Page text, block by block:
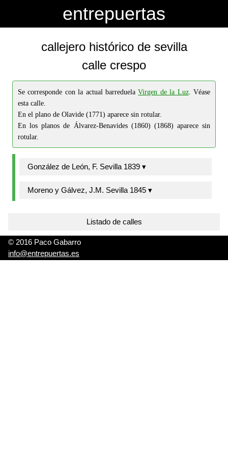
entrepuertas
callejero histórico de sevilla
calle crespo
Se corresponde con la actual barreduelaVirgen de la Luz. Véase
esta calle.
En el plano de Olavide (1771) aparece sin rotular.
En los planos de Álvarez-Benavides (1860) (1868) aparece sin
rotular.
González de León, F. Sevilla 1839 ▾
Moreno y Gálvez, J.M. Sevilla 1845 ▾
Listado de calles
© 2016 Paco Gabarro
info@entrepuertas.es